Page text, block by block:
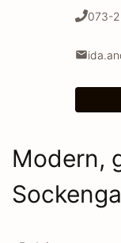
Modern,
073-